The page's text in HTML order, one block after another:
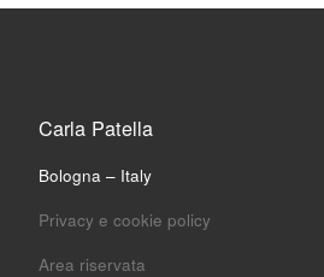
Carla Patella
Bologna – Italy
Privacy e cookie policy
Area riservata